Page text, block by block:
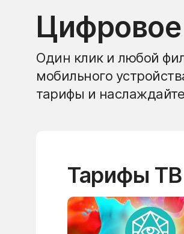
Один клик и любой
мобильного
тарифы и
Тарифы ТВ